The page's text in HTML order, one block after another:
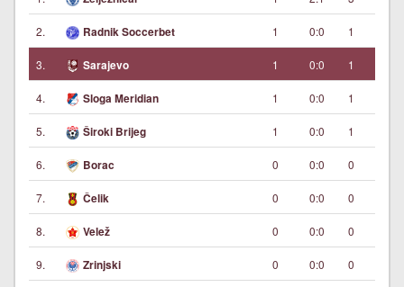
2. Radnik Soccerbet 1 0:0 1
3. Sarajevo 1 0:0 1
4. Sloga Meridian 1 0:0 1
5. Široki Brijeg 1 0:0 1
6. Borac 0 0:0 0
7. Čelik 0 0:0 0
8. Velež 0 0:0 0
9. Zrinjski 0 0:0 0